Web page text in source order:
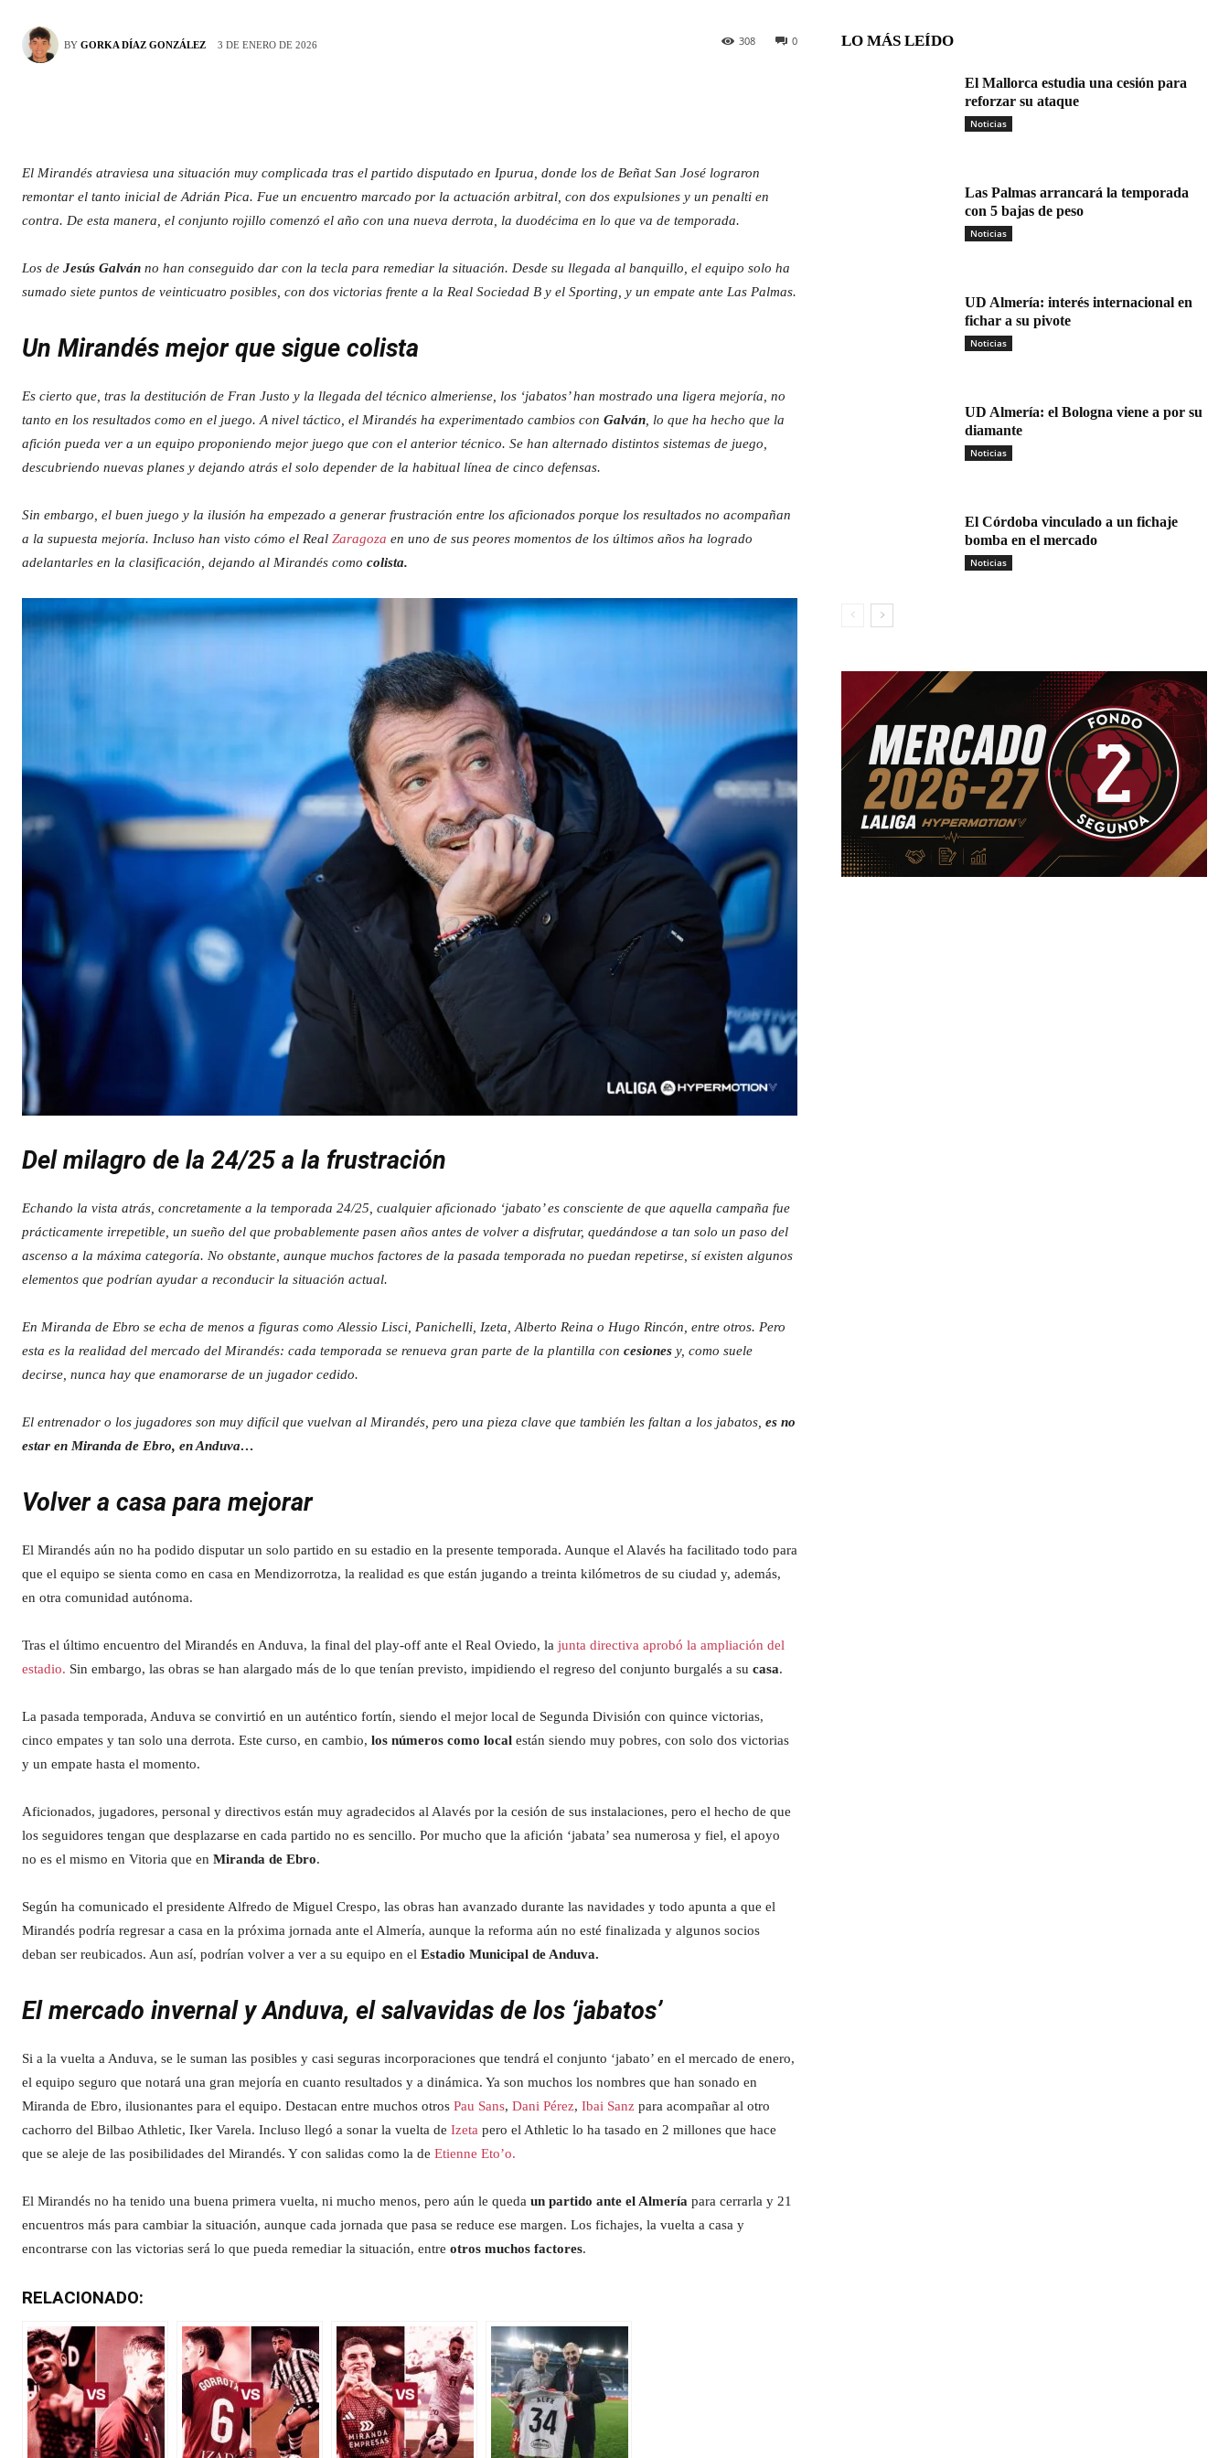
BY GORKA DÍAZ GONZÁLEZ 3 DE ENERO DE 2026 0
308
El Mirandés atraviesa una situación muy complicada tras el partido disputado en Ipurua, donde los de Beñat San José lograron
remontar el tanto inicial de Adrián Pica. Fue un encuentro marcado por la actuación arbitral, con dos expulsiones y un penalti en
contra. De esta manera, el conjunto rojillo comenzó el año con una nueva derrota, la duodécima en lo que va de temporada.
Los de Jesús Galván no han conseguido dar con la tecla para remediar la situación. Desde su llegada al banquillo, el equipo solo ha
sumado siete puntos de veinticuatro posibles, con dos victorias frente a la Real Sociedad B y el Sporting, y un empate ante Las Palmas.
Un Mirandés mejor que sigue colista
Es cierto que, tras la destitución de Fran Justo y la llegada del técnico almeriense, los ‘jabatos’ han mostrado una ligera mejoría, no
tanto en los resultados como en el juego. A nivel táctico, el Mirandés ha experimentado cambios con Galván, lo que ha hecho que la
afición pueda ver a un equipo proponiendo mejor juego que con el anterior técnico. Se han alternado distintos sistemas de juego,
descubriendo nuevas planes y dejando atrás el solo depender de la habitual línea de cinco defensas.
Sin embargo, el buen juego y la ilusión ha empezado a generar frustración entre los aficionados porque los resultados no acompañan
a la supuesta mejoría. Incluso han visto cómo el Real Zaragoza en uno de sus peores momentos de los últimos años ha logrado
adelantarles en la clasificación, dejando al Mirandés como colista.
Del milagro de la 24/25 a la frustración
Echando la vista atrás, concretamente a la temporada 24/25, cualquier aficionado ‘jabato’ es consciente de que aquella campaña fue
prácticamente irrepetible, un sueño del que probablemente pasen años antes de volver a disfrutar, quedándose a tan solo un paso del
ascenso a la máxima categoría. No obstante, aunque muchos factores de la pasada temporada no puedan repetirse, sí existen algunos
elementos que podrían ayudar a reconducir la situación actual.
En Miranda de Ebro se echa de menos a figuras como Alessio Lisci, Panichelli, Izeta, Alberto Reina o Hugo Rincón, entre otros. Pero
esta es la realidad del mercado del Mirandés: cada temporada se renueva gran parte de la plantilla con cesiones y, como suele
decirse, nunca hay que enamorarse de un jugador cedido.
El entrenador o los jugadores son muy difícil que vuelvan al Mirandés, pero una pieza clave que también les faltan a los jabatos, es no
estar en Miranda de Ebro, en Anduva…
Volver a casa para mejorar
El Mirandés aún no ha podido disputar un solo partido en su estadio en la presente temporada. Aunque el Alavés ha facilitado todo para
que el equipo se sienta como en casa en Mendizorrotza, la realidad es que están jugando a treinta kilómetros de su ciudad y, además,
en otra comunidad autónoma.
Tras el último encuentro del Mirandés en Anduva, la final del play-off ante el Real Oviedo, la junta directiva aprobó la ampliación del
estadio. Sin embargo, las obras se han alargado más de lo que tenían previsto, impidiendo el regreso del conjunto burgalés a su casa.
La pasada temporada, Anduva se convirtió en un auténtico fortín, siendo el mejor local de Segunda División con quince victorias,
cinco empates y tan solo una derrota. Este curso, en cambio, los números como local están siendo muy pobres, con solo dos victorias
y un empate hasta el momento.
Aficionados, jugadores, personal y directivos están muy agradecidos al Alavés por la cesión de sus instalaciones, pero el hecho de que
los seguidores tengan que desplazarse en cada partido no es sencillo. Por mucho que la afición ‘jabata’ sea numerosa y fiel, el apoyo
no es el mismo en Vitoria que en Miranda de Ebro.
Según ha comunicado el presidente Alfredo de Miguel Crespo, las obras han avanzado durante las navidades y todo apunta a que el
Mirandés podría regresar a casa en la próxima jornada ante el Almería, aunque la reforma aún no esté finalizada y algunos socios
deban ser reubicados. Aun así, podrían volver a ver a su equipo en el Estadio Municipal de Anduva.
El mercado invernal y Anduva, el salvavidas de los ‘jabatos’
Si a la vuelta a Anduva, se le suman las posibles y casi seguras incorporaciones que tendrá el conjunto ‘jabato’ en el mercado de enero,
el equipo seguro que notará una gran mejoría en cuanto resultados y a dinámica. Ya son muchos los nombres que han sonado en
Miranda de Ebro, ilusionantes para el equipo. Destacan entre muchos otros Pau Sans, Dani Pérez, Ibai Sanz para acompañar al otro
cachorro del Bilbao Athletic, Iker Varela. Incluso llegó a sonar la vuelta de Izeta pero el Athletic lo ha tasado en 2 millones que hace
que se aleje de las posibilidades del Mirandés. Y con salidas como la de Etienne Eto’o.
El Mirandés no ha tenido una buena primera vuelta, ni mucho menos, pero aún le queda un partido ante el Almería para cerrarla y 21
encuentros más para cambiar la situación, aunque cada jornada que pasa se reduce ese margen. Los fichajes, la vuelta a casa y
encontrarse con las victorias será lo que pueda remediar la situación, entre otros muchos factores.
RELACIONADO:
LO MÁS LEÍDO
El Mallorca estudia una cesión para
reforzar su ataque
Noticias
Las Palmas arrancará la temporada
con 5 bajas de peso
Noticias
UD Almería: interés internacional en
fichar a su pivote
Noticias
UD Almería: el Bologna viene a por su
diamante
Noticias
El Córdoba vinculado a un fichaje
bomba en el mercado
Noticias